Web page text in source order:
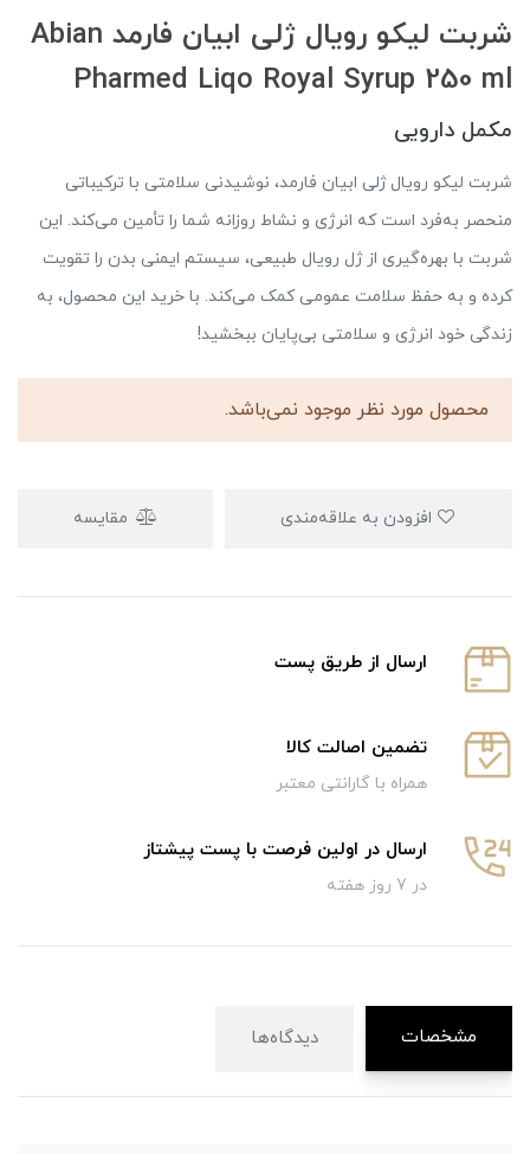
شربت لیکو رویال ژلی ابیان فارمد Abian
Pharmed Liqo Royal Syrup 250 ml
مکمل دارویی
شربت لیکو رویال ژلی ابیان فارمد، نوشیدنی سلامتی با ترکیباتی
منحصر به‌فرد است که انرژی و نشاط روزانه شما را تأمین می‌کند. این
شربت با بهره‌گیری از ژل رویال طبیعی، سیستم ایمنی بدن‌ را تقویت
کرده و به حفظ سلامت عمومی کمک می‌کند. با خرید این محصول، به
زندگی خود انرژی و سلامتی بی‌پایان ببخشید!
محصول مورد نظر موجود نمی‌باشد.
مقایسه
ارسال از طریق پست
تضمین اصالت کالا
همراه با گارانتی معتبر
ارسال در اولین فرصت با پست پیشتاز
در 7 روز هفته
مشخصات دیدگاه‌ها